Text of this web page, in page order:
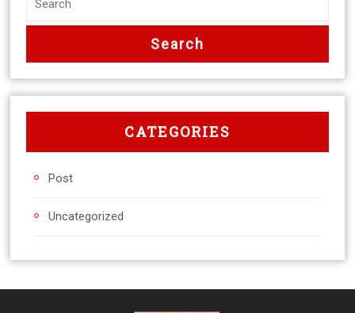
CATEGORIES
Post
Uncategorized